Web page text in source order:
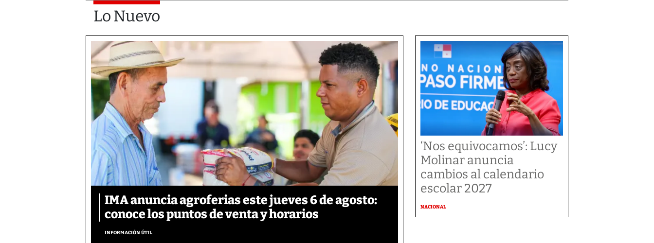
Lo Nuevo
IMA anuncia agroferias este jueves 6 de agosto:
conoce los puntos de venta y horarios
INFORMACIÓN ÚTIL
‘Nos equivocamos’: Lucy
Molinar anuncia
cambios al calendario
escolar 2027
NACIONAL